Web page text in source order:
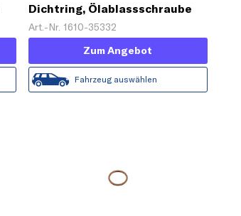
Dichtring, Ölablassschraube
Art.-Nr. 1610-35332
Zum Angebot
Fahrzeug auswählen